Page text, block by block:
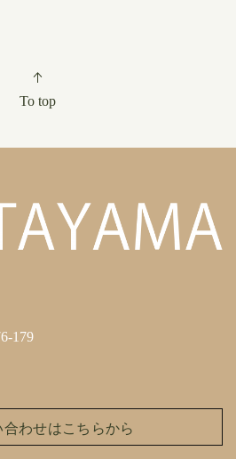
To top
179
合わせはこちらから